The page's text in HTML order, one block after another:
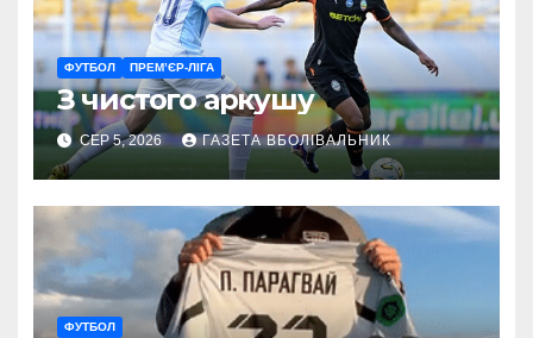
ФУТБОЛ ПРЕМ’ЄР-ЛІГА
З чистого аркушу
СЕР 5, 2026 ГАЗЕТА ВБОЛІВАЛЬНИК
ФУТБОЛ